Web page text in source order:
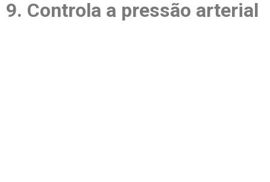
9. Controla a pressão arterial